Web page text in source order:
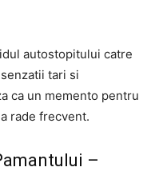
autostopitului catre
tari si
ca un memento pentru
rade frecvent.
–